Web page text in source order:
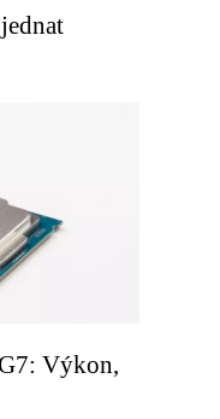
Výkon,